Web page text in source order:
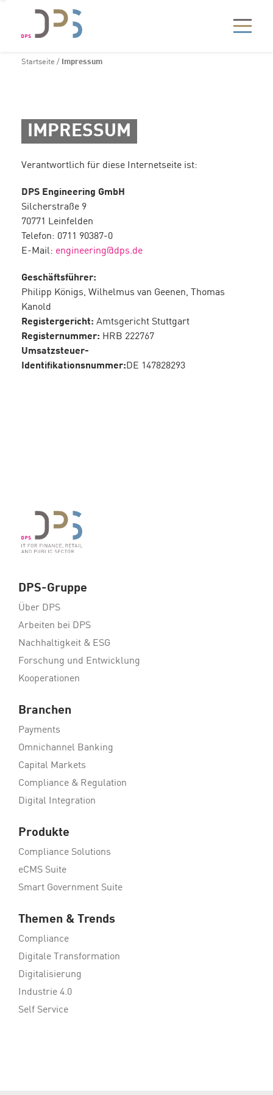
Startseite / Impressum
IMPRESSUM
Verantwortlich für diese Internetseite ist:
DPS Engineering GmbH
Silcherstraße 9
70771 Leinfelden
Telefon: 0711 90387-0
E-Mail: engineering@dps.de
Geschäftsführer:
Philipp Königs, Wilhelmus van Geenen, Thomas
Kanold
Registergericht: Amtsgericht Stuttgart
Registernummer: HRB 222767
Umsatzsteuer-
Identifikationsnummer:DE 147828293
DPS-Gruppe
Über DPS
Arbeiten bei DPS
Nachhaltigkeit & ESG
Forschung und Entwicklung
Kooperationen
Branchen
Payments
Omnichannel Banking
Capital Markets
Compliance & Regulation
Digital Integration
Produkte
Compliance Solutions
eCMS Suite
Smart Government Suite
Themen & Trends
Compliance
Digitale Transformation
Digitalisierung
Industrie 4.0
Self Service